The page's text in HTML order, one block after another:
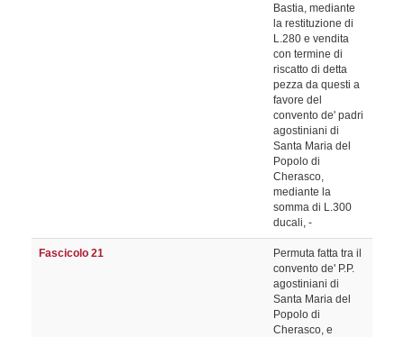
Bastia, mediante
la restituzione di
L.280 e vendita
con termine di
riscatto di detta
pezza da questi a
favore del
convento de' padri
agostiniani di
Santa Maria del
Popolo di
Cherasco,
mediante la
somma di L.300
ducali, -
Fascicolo 21
Permuta fatta tra il
convento de' P.P.
agostiniani di
Santa Maria del
Popolo di
Cherasco, e